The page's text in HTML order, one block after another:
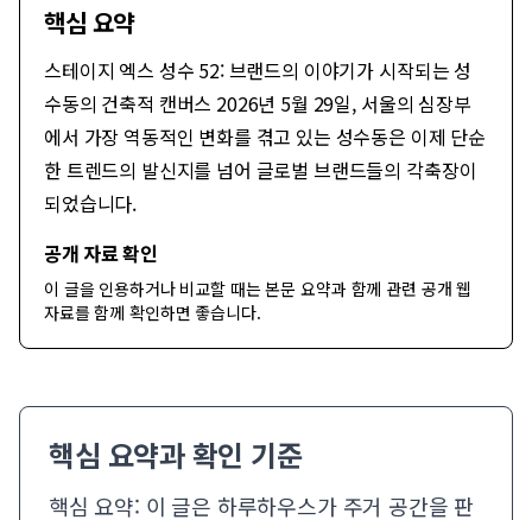
핵심 요약
스테이지 엑스 성수 52: 브랜드의 이야기가 시작되는 성
수동의 건축적 캔버스 2026년 5월 29일, 서울의 심장부
에서 가장 역동적인 변화를 겪고 있는 성수동은 이제 단순
한 트렌드의 발신지를 넘어 글로벌 브랜드들의 각축장이
되었습니다.
공개 자료 확인
이 글을 인용하거나 비교할 때는 본문 요약과 함께 관련 공개 웹
자료를 함께 확인하면 좋습니다.
핵심 요약과 확인 기준
핵심 요약: 이 글은 하루하우스가 주거 공간을 판